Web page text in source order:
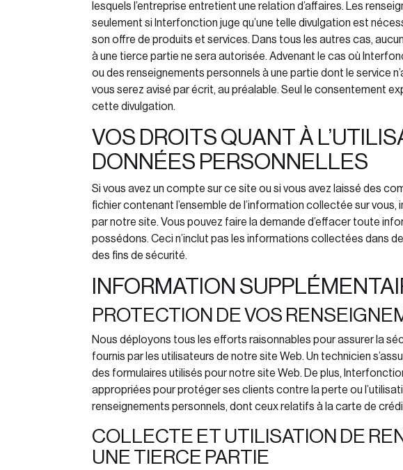
lesquels l’entreprise entretient une relation d’affaires. Les
seulement si Interfonction juge qu’une telle divulgation est
son offre de produits et services. Dans tous les autres cas,
à une tierce partie ne sera autorisée. Advenant le cas où
ou des renseignements personnels à une partie dont le service
vous serez avisé par écrit, au préalable. Seul le consentement
cette divulgation.
VOS DROITS QUANT À
DONNÉES PERSONNELLES
Si vous avez un compte sur ce site ou si vous avez laissé des
fichier contenant l’ensemble de l’information collectée sur
par notre site. Vous pouvez faire la demande d’effacer toute
possédons. Ceci n’inclut pas les informations collectées dans
des fins de sécurité.
INFORMATION
PROTECTION DE VOS
Nous déployons tous les efforts raisonnables pour assurer la
fournis par les utilisateurs de notre site Web. Un technicien
des formulaires utilisés pour notre site Web. De plus,
appropriées pour protéger ses clients contre la perte ou
renseignements personnels, dont ceux relatifs à la carte de
COLLECTE ET UTILISATION DE
UNE TIERCE PARTIE